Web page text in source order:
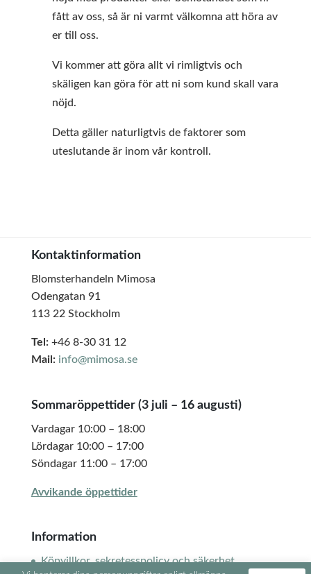
fått av oss, så är ni varmt välkomna att höra av
er till oss.
Vi kommer att göra allt vi rimligtvis och
skäligen kan göra för att ni som kund skall vara
nöjd.
Detta gäller naturligtvis de faktorer som
uteslutande är inom vår kontroll.
Kontaktinformation
Blomsterhandeln Mimosa
Odengatan 91
113 22 Stockholm
Tel:+46 8-30 31 12
Mail: info@mimosa.se
Sommaröppettider (3 juli – 16 augusti)
Vardagar 10:00 – 18:00
Lördagar 10:00 – 17:00
Söndagar 11:00 – 17:00
Avvikande öppettider
Information
Köpvillkor, sekretesspolicy och säkerhet